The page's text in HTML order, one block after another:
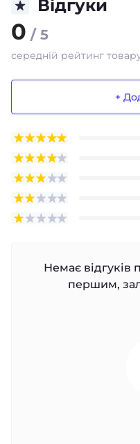
Відгуки
0 / 5
середній рейтинг
+
Немає відгуків
першим,